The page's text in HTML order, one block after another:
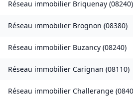
Réseau immobilier Briquenay (08240)
Réseau immobilier Brognon (08380)
Réseau immobilier Buzancy (08240)
Réseau immobilier Carignan (08110)
Réseau immobilier Challerange (